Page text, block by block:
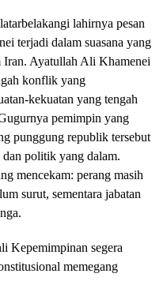
lahirnya pesan
terjadi dalam suasana yang
Iran. Ayatullah Ali Khamenei
konflik yang
kekuatan yang tengah
pemimpin yang
punggung republik tersebut
politik yang dalam.
mencekam: perang masih
surut, sementara jabatan
Kepemimpinan segera
memegang